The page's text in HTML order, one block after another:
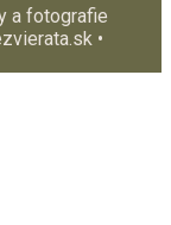
a fotografie
•